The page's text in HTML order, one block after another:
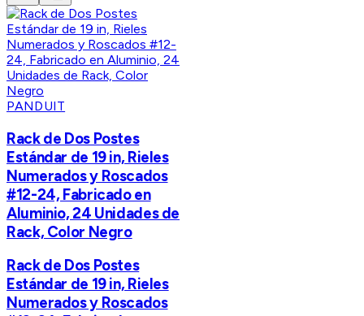
PANDUIT
Rack de Dos Postes
Estándar de 19 in, Rieles
Numerados y Roscados
#12-24, Fabricado en
Aluminio, 24 Unidades de
Rack, Color Negro
Rack de Dos Postes
Estándar de 19 in, Rieles
Numerados y Roscados